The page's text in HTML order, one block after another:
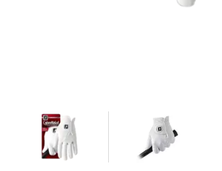
Rukavice
Bagy